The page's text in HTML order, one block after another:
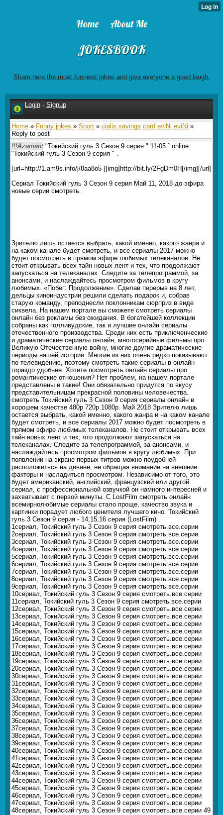
Home About Me
JOKESBOOK
Share here the most funniest jokes and give everyone a good laugh.
Login · Signup
Home » Funny jokes » Short » cialis savings card eviNi eviNi »
Reply to post
!!!Azamant "Токийский гуль 3 Сезон 9 серия " 11-05 ` online
"Токийский гуль 3 Сезон 9 серия " .
[url=http://1.am9s.info/j/8aa8o5 ][img]http://bit.ly/2FgDm0H[/img][/url]
Сериал Токийский гуль 3 Сезон 9 серия Май 11, 2018 до эфира
новые серии смотреть.
Зрителю лишь остается выбрать, какой именно, какого жанра и
на каком канале будет смотреть, и все сериалы 2017 можно
будет посмотреть в прямом эфире любимых телеканалов. Не
стоит открывать всех тайн новых лент и тех, что продолжают
запускаться на телеканалах. Следите за телепрограммой, за
анонсами, и наслаждайтесь просмотром фильмов в кругу
любимых. «Побег: Продолжение». Сделав перерыв на 8 лет,
дельцы киноиндустрии решили сделать подарок и, собрав
старую команду, преподнесли поклонникам сюрприз в виде
сиквела. На нашем портале вы сможете смотреть сериалы
онлайн без рекламы без ожидания. В богатейшей коллекции
собраны как голливудские, так и лучшие онлайн сериалы
отечественного производства. Среди них есть приключенческие
и драматические сериалы онлайн, многосерийные фильмы про
Великую Отечественную войну, многие другие драматические
периоды нашей истории. Многие из них очень редко показывают
по телевидению, поэтому смотреть такие сериалы в онлайн
гораздо удобнее. Хотите посмотреть онлайн сериалы про
романтические отношения? Нет проблем, на нашем портале
представлены и такие! Они обязательно придутся по вкусу
представительницам прекрасной половины человечества.
смотреть Токийский гуль 3 Сезон 9 серия сериалы онлайн в
хорошем качестве 480p 720p 1080p. Май 2018 Зрителю лишь
остается выбрать, какой именно, какого жанра и на каком канале
будет смотреть, и все сериалы 2017 можно будет посмотреть в
прямом эфире любимых телеканалов. Не стоит открывать всех
тайн новых лент и тех, что продолжают запускаться на
телеканалах. Следите за телепрограммой, за анонсами, и
наслаждайтесь просмотром фильмов в кругу любимых. При
появлении на экране первых титров можно поудобней
расположиться на диване, не обращая внимание на внешние
факторы и насладиться просмотром. Независимо от того, это
будет американский, английский, французский или другой
сериал, с профессиональной озвучкой он намного интересней и
захватывает с первой минуты. С LostFilm смотреть онлайн
всемирнолюбимые сериалы стало проще, качество звука и
картинки порадует любого ценителя лучшего кино. Токийский
гуль 3 Сезон 9 серия - 14,15,16 серия (LostFilm) .
1сериал, Токийский гуль 3 Сезон 9 серия смотреть.все.серии
2сериал, Токийский гуль 3 Сезон 9 серия смотреть.все.серии
3сериал, Токийский гуль 3 Сезон 9 серия смотреть.все.серии
4сериал, Токийский гуль 3 Сезон 9 серия смотреть.все.серии
5сериал, Токийский гуль 3 Сезон 9 серия смотреть.все.серии
6сериал, Токийский гуль 3 Сезон 9 серия смотреть.все.серии
7сериал, Токийский гуль 3 Сезон 9 серия смотреть.все.серии
8сериал, Токийский гуль 3 Сезон 9 серия смотреть.все.серии
9сериал, Токийский гуль 3 Сезон 9 серия смотреть.все.серии
10сериал, Токийский гуль 3 Сезон 9 серия смотреть.все.серии
11сериал, Токийский гуль 3 Сезон 9 серия смотреть.все.серии
12сериал, Токийский гуль 3 Сезон 9 серия смотреть.все.серии
13сериал, Токийский гуль 3 Сезон 9 серия смотреть.все.серии
14сериал, Токийский гуль 3 Сезон 9 серия смотреть.все.серии
15сериал, Токийский гуль 3 Сезон 9 серия смотреть.все.серии
16сериал, Токийский гуль 3 Сезон 9 серия смотреть.все.серии
17сериал, Токийский гуль 3 Сезон 9 серия смотреть.все.серии
18сериал, Токийский гуль 3 Сезон 9 серия смотреть.все.серии
19сериал, Токийский гуль 3 Сезон 9 серия смотреть.все.серии
20сериал, Токийский гуль 3 Сезон 9 серия смотреть.все.серии
30сериал, Токийский гуль 3 Сезон 9 серия смотреть.все.серии
31сериал, Токийский гуль 3 Сезон 9 серия смотреть.все.серии
32сериал, Токийский гуль 3 Сезон 9 серия смотреть.все.серии
33сериал, Токийский гуль 3 Сезон 9 серия смотреть.все.серии
34сериал, Токийский гуль 3 Сезон 9 серия смотреть.все.серии
35сериал, Токийский гуль 3 Сезон 9 серия смотреть.все.серии
36сериал, Токийский гуль 3 Сезон 9 серия смотреть.все.серии
37сериал, Токийский гуль 3 Сезон 9 серия смотреть.все.серии
38сериал, Токийский гуль 3 Сезон 9 серия смотреть.все.серии
39сериал, Токийский гуль 3 Сезон 9 серия смотреть.все.серии
40сериал, Токийский гуль 3 Сезон 9 серия смотреть.все.серии
41сериал, Токийский гуль 3 Сезон 9 серия смотреть.все.серии
42сериал, Токийский гуль 3 Сезон 9 серия смотреть.все.серии
43сериал, Токийский гуль 3 Сезон 9 серия смотреть.все.серии
44сериал, Токийский гуль 3 Сезон 9 серия смотреть.все.серии
45сериал, Токийский гуль 3 Сезон 9 серия смотреть.все.серии
46сериал, Токийский гуль 3 Сезон 9 серия смотреть.все.серии
47сериал, Токийский гуль 3 Сезон 9 серия смотреть.все.серии
48сериал, Токийский гуль 3 Сезон 9 серия смотреть.все.серии 49